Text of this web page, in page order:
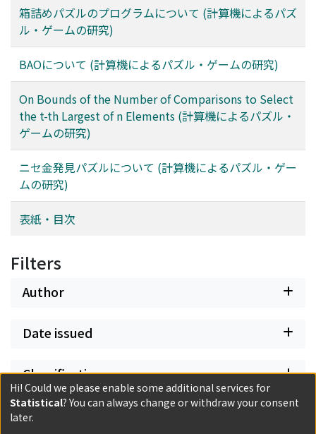
箱詰めパズルのプログラムについて (計算機によるパズ
ル・ゲームの研究)
BAOについて (計算機によるパズル・ゲームの研究)
On Bounds of the Number of Comparisons to Select
the t-th Largest of n Elements (計算機によるパズル・
ゲームの研究)
ニセ金発見パズルについて (計算機によるパズル・ゲー
ムの研究)
表紙・目次
Filters
Author
Date issued
Classification
Document Type
Hi! Could we please enable some additional services for
Statistical? You can always change or withdraw your consent
later.